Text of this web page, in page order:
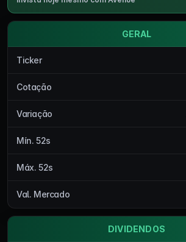
GERAL
Ticker
Cotação
Variação
Mín. 52s
Máx. 52s
Val. Mercado
DIVIDENDOS